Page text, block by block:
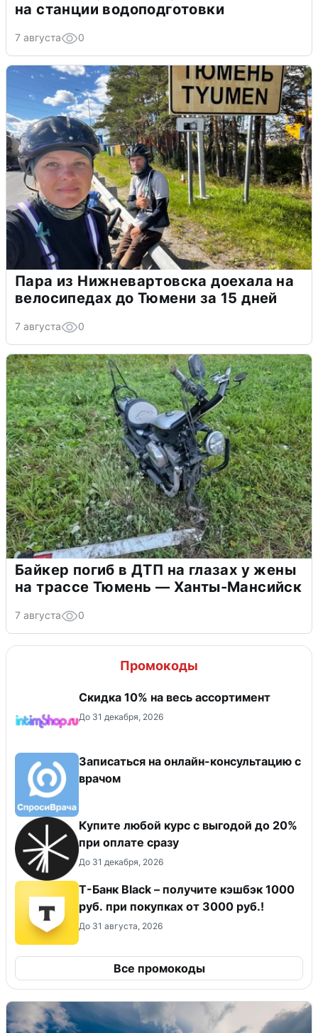
на станции водоподготовки
7 августа 0
Пара из Нижневартовска доехала на
велосипедах до Тюмени за 15 дней
7 августа 0
Байкер погиб в ДТП на глазах у жены
на трассе Тюмень — Ханты-Мансийск
7 августа 0
Промокоды
Скидка 10% на весь ассортимент
До 31 декабря, 2026
Записаться на онлайн-консультацию с
врачом
Купите любой курс с выгодой до 20%
при оплате сразу
До 31 декабря, 2026
Т-Банк Black – получите кэшбэк 1000
руб. при покупках от 3000 руб.!
До 31 августа, 2026
Все промокоды